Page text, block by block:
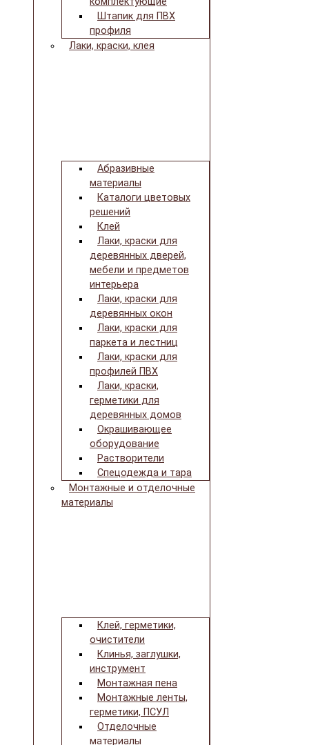
Штапик для ПВХ
профиля
Лаки, краски, клея
Абразивные
материалы
Каталоги цветовых
решений
Клей
Лаки, краски для
деревянных дверей,
мебели и предметов
интерьера
Лаки, краски для
деревянных окон
Лаки, краски для
паркета и лестниц
Лаки, краски для
профилей ПВХ
Лаки, краски,
герметики для
деревянных домов
Окрашивающее
оборудование
Растворители
Спецодежда и тара
Монтажные и отделочные
материалы
Клей, герметики,
очистители
Клинья, заглушки,
инструмент
Монтажная пена
Монтажные ленты,
герметики, ПСУЛ
Отделочные
материалы